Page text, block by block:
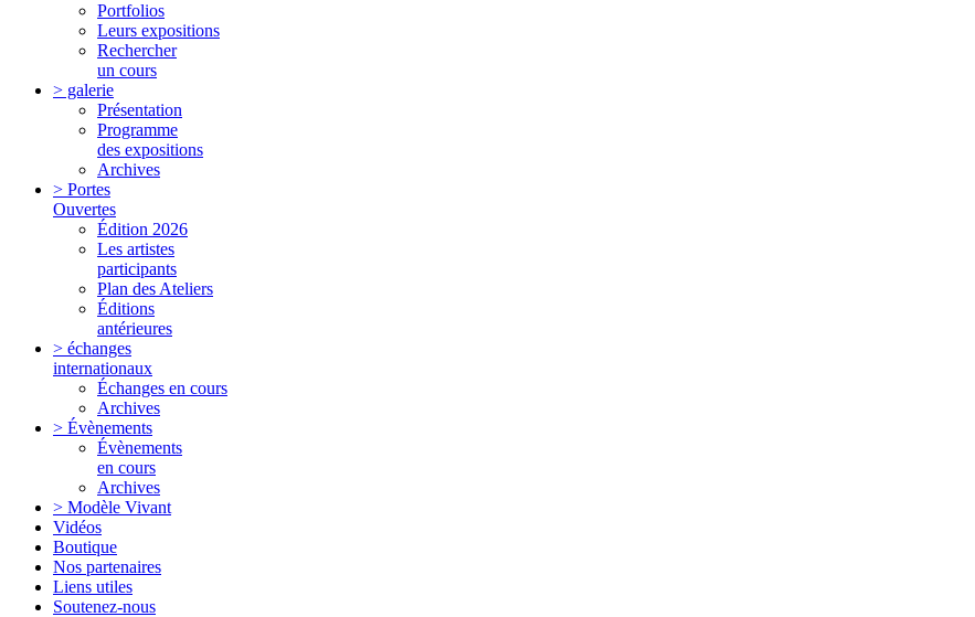
Portfolios
Leurs expositions
Rechercher
un cours
> galerie
Présentation
Programme
des expositions
Archives
> Portes
Ouvertes
Édition 2026
Les artistes
participants
Plan des Ateliers
Éditions
antérieures
> échanges
internationaux
Échanges en cours
Archives
> Évènements
Évènements
en cours
Archives
> Modèle Vivant
Vidéos
Boutique
Nos partenaires
Liens utiles
Soutenez-nous